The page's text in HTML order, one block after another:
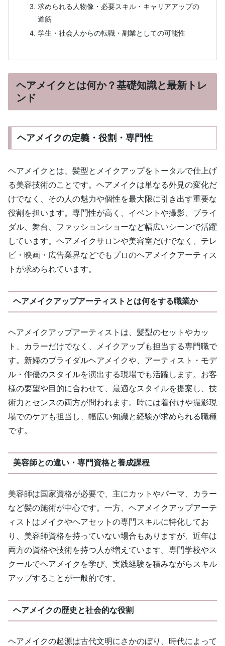
求められる人物像・必要スキル・キャリアアップの
道筋
学生・社会人からの転職・副業としての可能性
ヘアメイクとは何か？基礎知識と最新トレ
ンド
ヘアメイクの定義・役割・専門性
ヘアメイクとは、髪型とメイクアップをトータルで仕上げ
る美容技術のことです。ヘアメイクは単なる外見の変化だ
けでなく、その人の魅力や個性を最大限に引き出す重要な
役割を担います。専門性が高く、イベントや撮影、ブライ
ダル、舞台、ファッションショーなど幅広いシーンで活躍
しています。ヘアメイクサロンや美容室だけでなく、テレ
ビ・映画・広告業界などでもプロのヘアメイクアーティス
トが求められています。
ヘアメイクアップアーティストとは何をする職業か
ヘアメイクアップアーティストは、髪型のセットやカッ
ト、カラーだけでなく、メイクアップも担当する専門職で
す。新婦のブライダルヘアメイクや、アーティスト・モデ
ル・俳優のスタイルを演出する現場でも活躍します。お客
様の要望や目的に合わせて、最適なスタイルを提案し、技
術力とセンスの両方が問われます。時には着付けや撮影現
場でのケアも担当し、幅広い知識と経験が求められる職種
です。
美容師との違い・専門資格と養成課程
美容師は国家資格が必要で、主にカットやパーマ、カラー
など髪の施術が中心です。一方、ヘアメイクアップアーテ
ィストはメイクやヘアセットの専門スキルに特化してお
り、美容師資格を持っていない場合もありますが、近年は
両方の資格や技術を持つ人が増えています。専門学校やス
クールでヘアメイクを学び、実践経験を積みながらスキル
アップすることが一般的です。
ヘアメイクの歴史と社会的な役割
ヘアメイクの起源は古代文明にさかのぼり、時代によって